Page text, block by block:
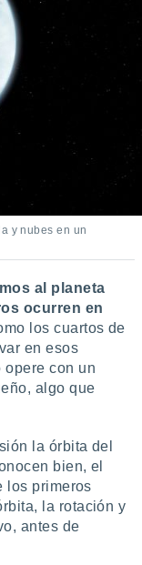
y nubes en un
al planeta
ocurren en
los cuartos de
en esos
opere con un
algo que
la órbita del
bien, el
los primeros
la rotación y
antes de